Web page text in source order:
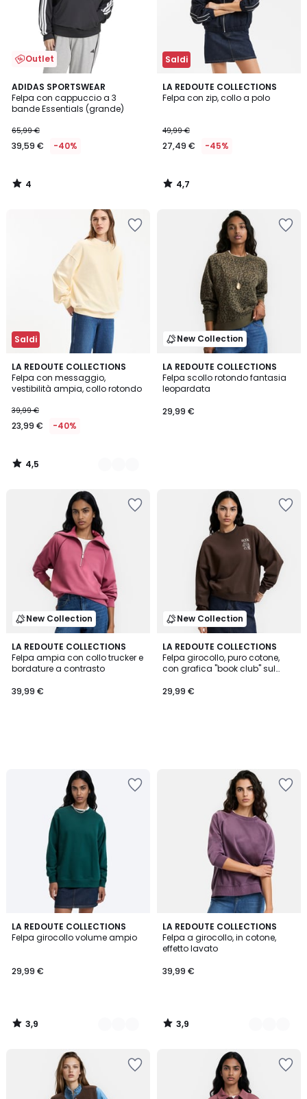
Outlet
ADIDAS SPORTSWEAR
Felpa con cappuccio a 3
bande Essentials (grande)
65,99 €
39,59 € -40%
4
/
5
4
/
Saldi
LA REDOUTE COLLECTIONS
Felpa con zip, collo a polo
49,99 €
27,49 € -45%
4,7
/ 5
4,7
/
Saldi
LA REDOUTE COLLECTIONS
Felpa con messaggio,
vestibilità ampia, collo rotondo
39,99 €
23,99 € -40%
4,5
/ 5
2
Colori
4,5
/
New Collection
LA REDOUTE COLLECTIONS
Felpa scollo rotondo fantasia
leopardata
29,99 €
New Collection
LA REDOUTE COLLECTIONS
Felpa ampia con collo trucker e
bordature a contrasto
39,99 €
New Collection
LA REDOUTE COLLECTIONS
Felpa girocollo, puro cotone,
con grafica "book club" sul
29,99 €
LA REDOUTE COLLECTIONS
Felpa girocollo volume ampio
29,99 €
3,9
/ 5
2
Colori
3,9
/
LA REDOUTE COLLECTIONS
Felpa a girocollo, in cotone,
effetto lavato
39,99 €
3,9
/ 5
2
Colori
3,9
/